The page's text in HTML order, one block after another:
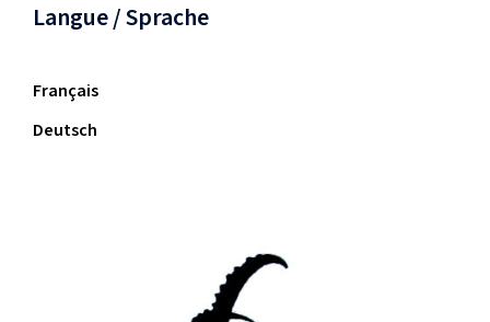
Langue / Sprache
Français
Deutsch